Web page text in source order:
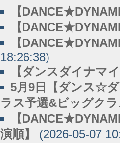
【
【
【
18:26:38)
【ダンスダイナマ
5月9日【ダンス☆
ラス予選&ビッグク
【
演順】
(2026-05-07